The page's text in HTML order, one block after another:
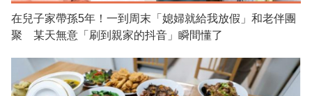
在兒子家帶孫5年！一到周末「媳婦就給我放假」和老伴團
聚 某天無意「刷到親家的抖音」瞬間懂了